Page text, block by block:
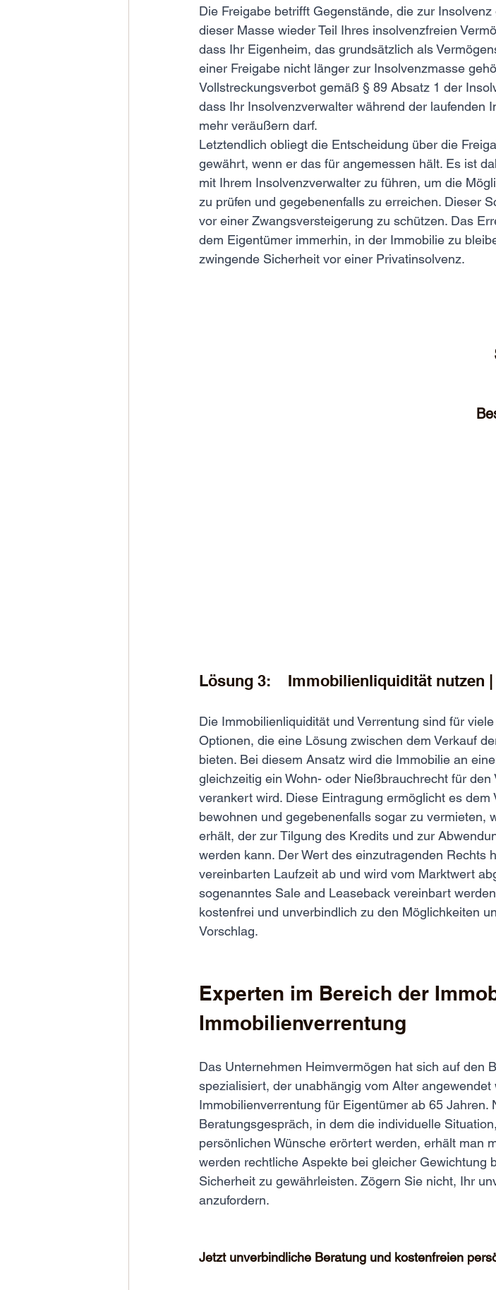
Die Freigabe betrifft Gegenstände, die zur
dieser Masse wieder Teil Ihres insolvenzfreien
dass Ihr Eigenheim, das grundsätzlich als
einer Freigabe nicht länger zur Insolvenzmasse
Vollstreckungsverbot gemäß § 89 Absatz 1 der
dass Ihr Insolvenzverwalter während der laufenden
mehr veräußern darf.
Letztendlich obliegt die Entscheidung über die
gewährt, wenn er das für angemessen hält. Es ist
mit Ihrem Insolvenzverwalter zu führen, um die
zu prüfen und gegebenenfalls zu erreichen. Dieser
vor einer Zwangsversteigerung zu schützen. Das
dem Eigentümer immerhin, in der Immobilie zu
zwingende Sicherheit vor einer Privatinsolvenz.
Lösung 3:    Immobilienliquidität nutzen
Die Immobilienliquidität und Verrentung sind für
Optionen, die eine Lösung zwischen dem Verkauf
bieten. Bei diesem Ansatz wird die Immobilie an
gleichzeitig ein Wohn- oder Nießbrauchrecht für
verankert wird. Diese Eintragung ermöglicht es dem
bewohnen und gegebenenfalls sogar zu vermieten,
erhält, der zur Tilgung des Kredits und zur
werden kann. Der Wert des einzutragenden Rechts
vereinbarten Laufzeit ab und wird vom Marktwert
sogenanntes Sale and Leaseback vereinbart
kostenfrei und unverbindlich zu den Möglichkeiten
Vorschlag.
Experten im Bereich der
Immobilienverrentung
Das Unternehmen Heimvermögen hat sich auf den
spezialisiert, der unabhängig vom Alter
Immobilienverrentung für Eigentümer ab 65 Jahren.
Beratungsgespräch, in dem die individuelle
persönlichen Wünsche erörtert werden, erhält man
werden rechtliche Aspekte bei gleicher Gewichtung
Sicherheit zu gewährleisten. Zögern Sie nicht, Ihr
anzufordern.
Jetzt unverbindliche Beratung und kostenfreien